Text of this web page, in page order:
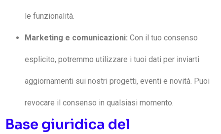
le funzionalità.
Marketing e comunicazioni: Con il tuo consenso
esplicito, potremmo utilizzare i tuoi dati per inviarti
aggiornamenti sui nostri progetti, eventi e novità. Puoi
revocare il consenso in qualsiasi momento.
Base giuridica del